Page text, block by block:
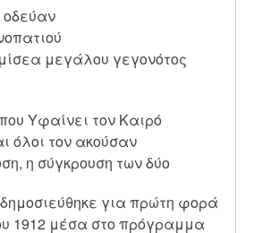
οδεύαν
μεγάλου γεγονότος
Υφαίνει τον Καιρό
όλοι τον ακούσαν
η σύγκρουση των δύο
για πρώτη φορά
1912 μέσα στο πρόγραμμα